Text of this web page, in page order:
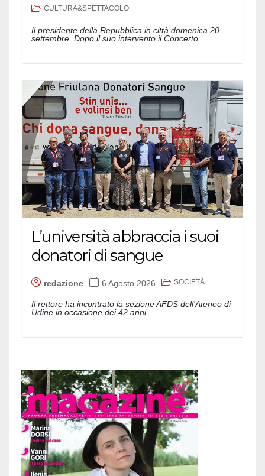
CULTURA&SPETTACOLO
Il presidente della Repubblica in città domenica 20
settembre. Dopo il suo intervento il Concerto...
L’università abbraccia i suoi
donatori di sangue
redazione 6 Agosto 2026 SOCIETÀ
Il rettore ha incontrato la sezione AFDS dell'Ateneo di
Udine in occasione dei 42 anni...